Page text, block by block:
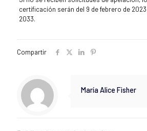
certificación serán del 9 de febrero de
2033.
Compartir
María Alice Fisher